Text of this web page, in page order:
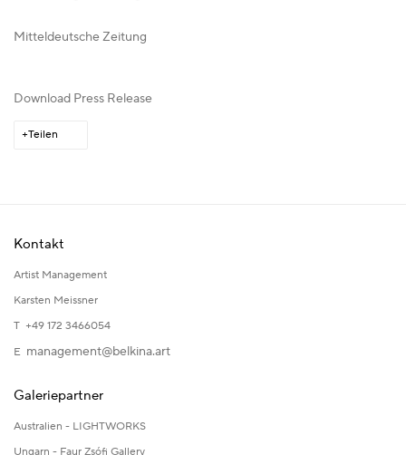
Mitteldeutsche Zeitung
Download Press Release
Teilen
Kontakt
Artist Management
Karsten Meissner
T +49 172 3466054
E management@belkina.art
Galeriepartner
Australien - LIGHTWORKS
Ungarn - Faur Zsófi Gallery